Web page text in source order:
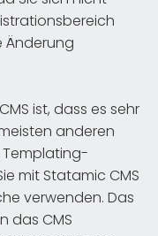
Änderung
ist, dass es sehr
anderen
Templating-
mit Statamic CMS
verwenden. Das
das CMS